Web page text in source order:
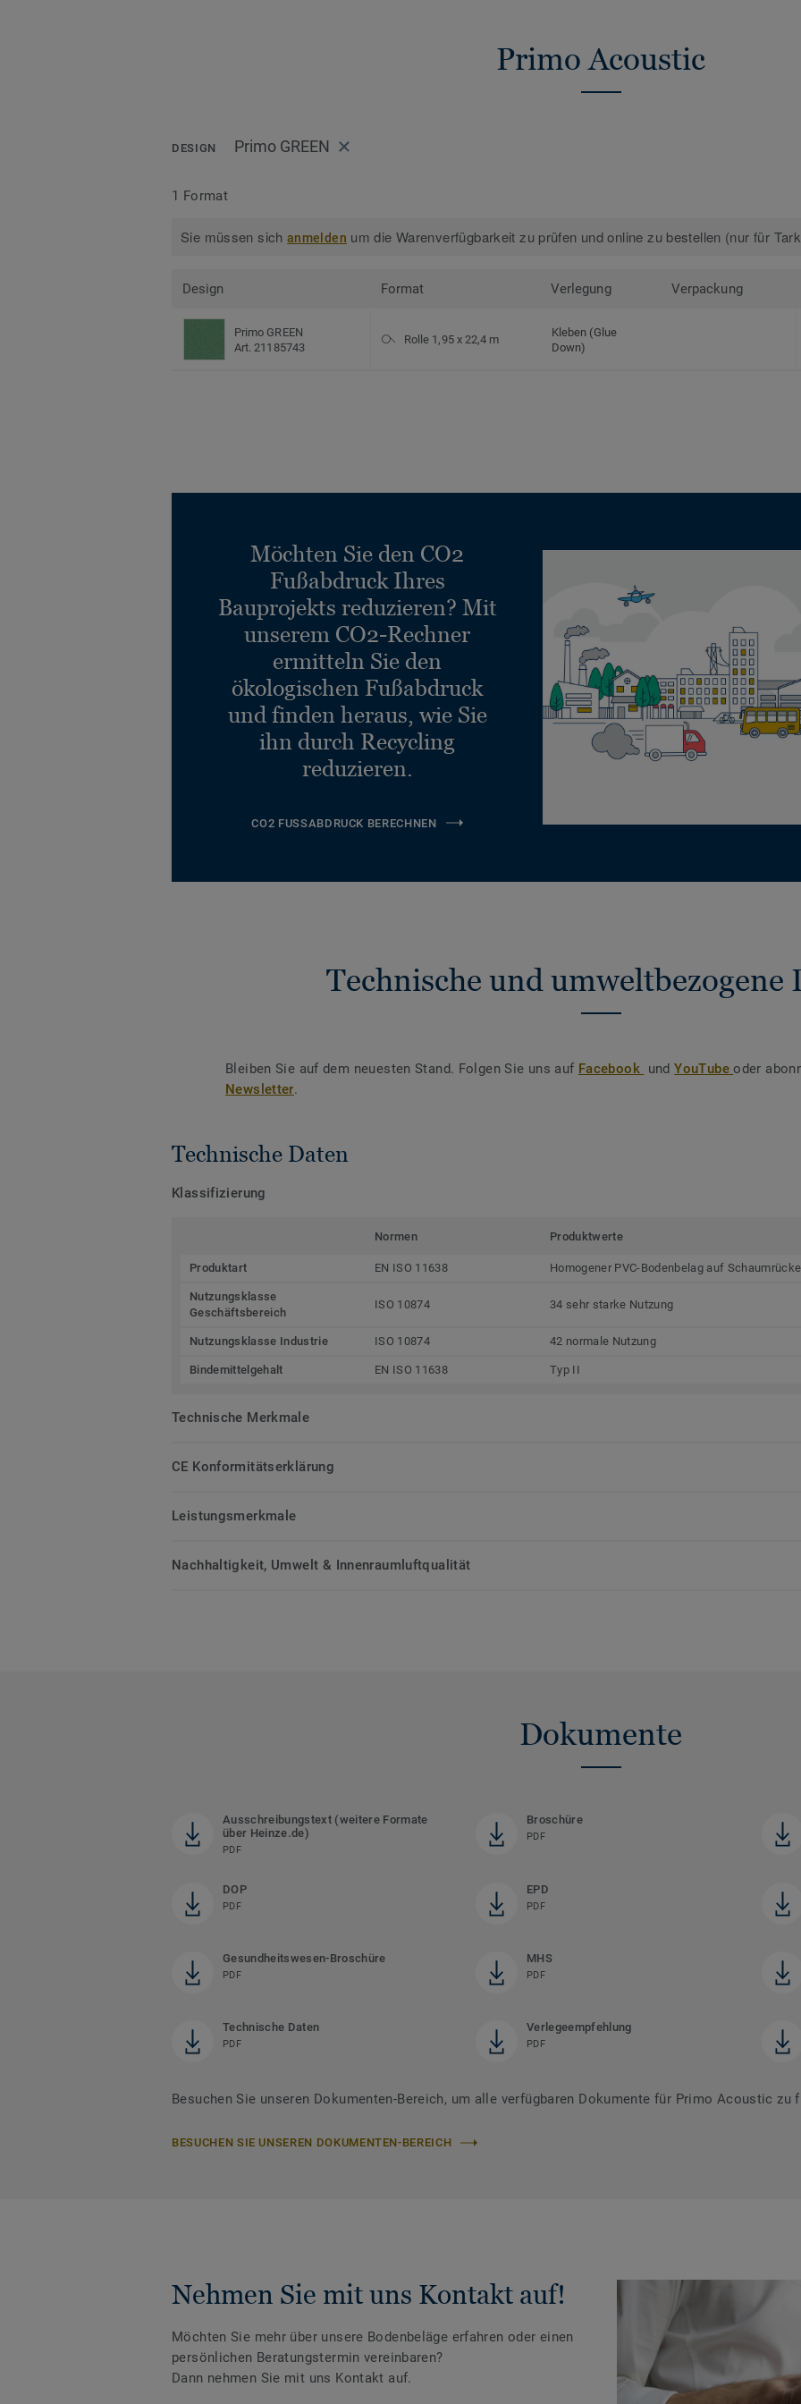
Primo Acoustic
DESIGN Primo GREEN
1 Format
Sie müssen sichanmelden um die Warenverfügbarkeit zu prüfen und online zu bestellen (nur für
Design Format Verlegung Verpackung
Primo GREEN
Art. 21185743
Rolle 1,95 x 22,4 m
Kleben (Glue
Down)
Möchten Sie den CO2
Fußabdruck Ihres
Bauprojekts reduzieren? Mit
unserem CO2-Rechner
ermitteln Sie den
ökologischen Fußabdruck
und finden heraus, wie Sie
ihn durch Recycling
reduzieren.
CO2 FUSSABDRUCK BERECHNEN
Technische und umweltbezogene
Bleiben Sie auf dem neuesten Stand. Folgen Sie uns auf Facebook undYouTubeoder
Newsletter.
Technische Daten
Klassifizierung
Normen Produktwerte
Produktart EN ISO 11638 Homogener PVC-Bodenbelag auf
Nutzungsklasse
Geschäftsbereich
ISO 10874 34 sehr starke Nutzung
Nutzungsklasse Industrie ISO 10874 42 normale Nutzung
Bindemittelgehalt EN ISO 11638 Typ II
Technische Merkmale
CE Konformitätserklärung
Leistungsmerkmale
Nachhaltigkeit, Umwelt & Innenraumluftqualität
Dokumente
Ausschreibungstext (weitere Formate
über Heinze.de)
PDF
Broschüre
PDF
DOP
PDF
EPD
PDF
Gesundheitswesen-Broschüre
PDF
MHS
PDF
Technische Daten
PDF
Verlegeempfehlung
PDF
Besuchen Sie unseren Dokumenten-Bereich, um alle verfügbaren Dokumente für Primo Acoustic zu
BESUCHEN SIE UNSEREN DOKUMENTEN-BEREICH
Nehmen Sie mit uns Kontakt auf!
Möchten Sie mehr über unsere Bodenbeläge erfahren oder einen
persönlichen Beratungstermin vereinbaren?
Dann nehmen Sie mit uns Kontakt auf.